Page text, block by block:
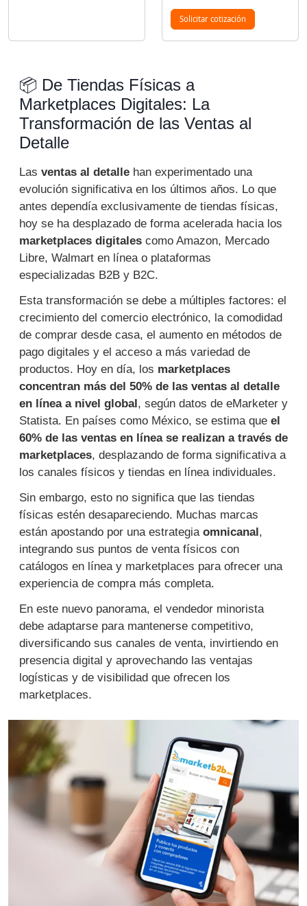
Solicitar cotización
📦 De Tiendas Físicas a
Marketplaces Digitales: La
Transformación de las Ventas al
Detalle
Las ventas al detalle han experimentado una
evolución significativa en los últimos años. Lo que
antes dependía exclusivamente de tiendas físicas,
hoy se ha desplazado de forma acelerada hacia los
marketplaces digitales como Amazon, Mercado
Libre, Walmart en línea o plataformas
especializadas B2B y B2C.
Esta transformación se debe a múltiples factores: el
crecimiento del comercio electrónico, la comodidad
de comprar desde casa, el aumento en métodos de
pago digitales y el acceso a más variedad de
productos. Hoy en día, los marketplaces
concentran más del 50% de las ventas al detalle
en línea a nivel global, según datos de eMarketer y
Statista. En países como México, se estima que el
60% de las ventas en línea se realizan a través de
marketplaces, desplazando de forma significativa a
los canales físicos y tiendas en línea individuales.
Sin embargo, esto no significa que las tiendas
físicas estén desapareciendo. Muchas marcas
están apostando por una estrategia omnicanal,
integrando sus puntos de venta físicos con
catálogos en línea y marketplaces para ofrecer una
experiencia de compra más completa.
En este nuevo panorama, el vendedor minorista
debe adaptarse para mantenerse competitivo,
diversificando sus canales de venta, invirtiendo en
presencia digital y aprovechando las ventajas
logísticas y de visibilidad que ofrecen los
marketplaces.